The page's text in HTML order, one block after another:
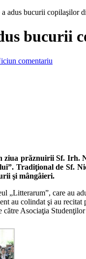
adus bucurii copilaşilor
bucurii
comentariu
ziua prăznuirii Sf. Irh.
Tradiţional de Sf.
şi mângâieri.
„Litterarum”, care au
au colindat şi au
către Asociaţia